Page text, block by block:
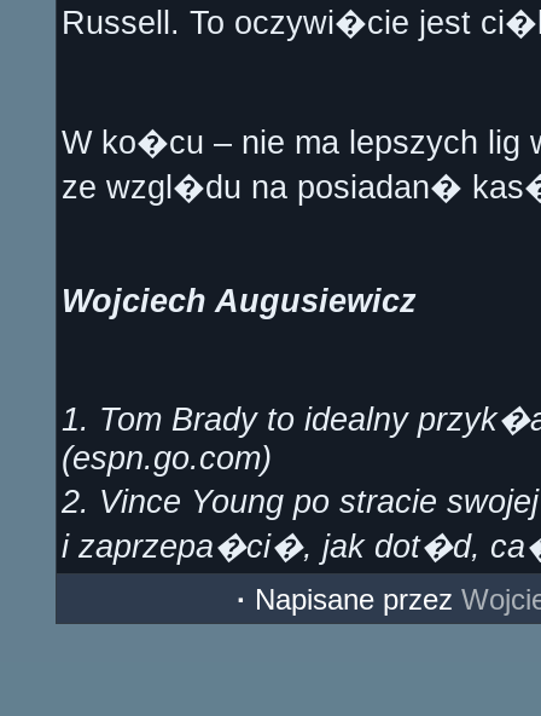
Russell. To oczywi�cie jest
W ko�cu – nie ma lepszych
ze wzgl�du na posiadan�
Wojciech Augusiewicz
1. Tom Brady to idealny
(espn.go.com)
2. Vince Young po stracie
i zaprzepa�ci�, jak dot�d,
· Napisane przez